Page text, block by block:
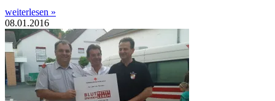
weiterlesen »
08.01.2016